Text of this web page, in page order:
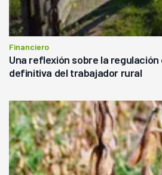
Financiero
Una reflexión sobre la
definitiva del trabajador rural